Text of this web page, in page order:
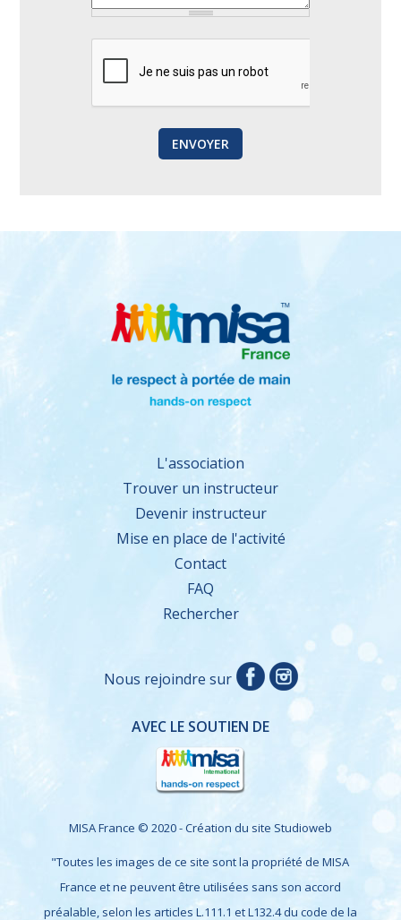
L'association
Trouver un instructeur
Devenir instructeur
Mise en place de l'activité
Contact
FAQ
Rechercher
Nous rejoindre sur
AVEC LE SOUTIEN DE
MISA France © 2020 - Création du site Studioweb
"Toutes les images de ce site sont la propriété de MISA
France et ne peuvent être utilisées sans son accord
préalable, selon les articles L.111.1 et L132.4 du code de la